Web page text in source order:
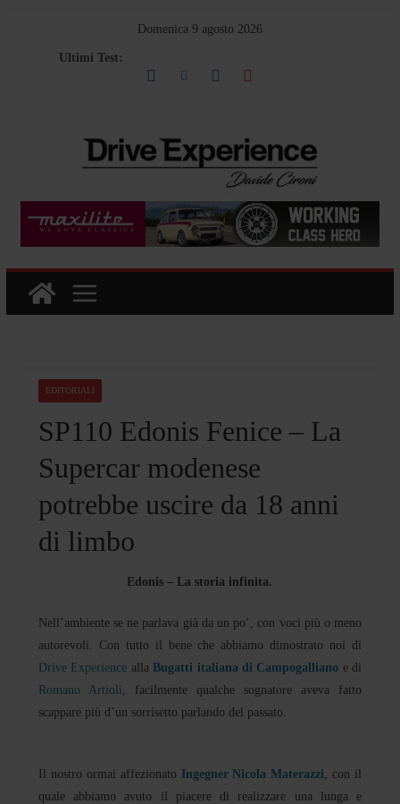
Domenica 9 agosto 2026
Ultimi Test:
EDITORIALI
SP110 Edonis Fenice – La
Supercar modenese
potrebbe uscire da 18 anni
di limbo
Edonis – La storia infinita.
Nell’ambiente se ne parlava già da un po’, con voci più o meno
autorevoli. Con tutto il bene che abbiamo dimostrato noi di
Drive Experience allaBugatti italiana di Campogalliano e di
Romano Artioli , facilmente qualche sognatore aveva fatto
scappare più d’un sorrisetto parlando del passato.
Il nostro ormai affezionato Ingegner Nicola Materazzi , con il
quale abbiamo avuto il piacere di realizzare una lunga e